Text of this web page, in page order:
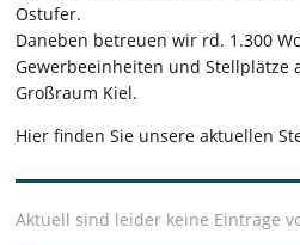
Ostufer.
Daneben betreuen wir rd. 1.300
Gewerbeeinheiten und Stellplätze
Großraum Kiel.
Hier finden Sie unsere aktuellen
Aktuell sind leider keine Einträge